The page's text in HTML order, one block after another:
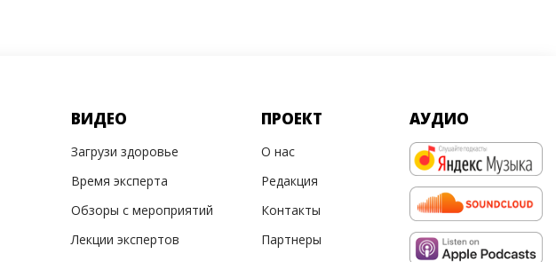
ВИДЕО
Загрузи здоровье
Время эксперта
Обзоры с мероприятий
Лекции экспертов
ПРОЕКТ
О нас
Редакция
Контакты
Партнеры
АУДИО